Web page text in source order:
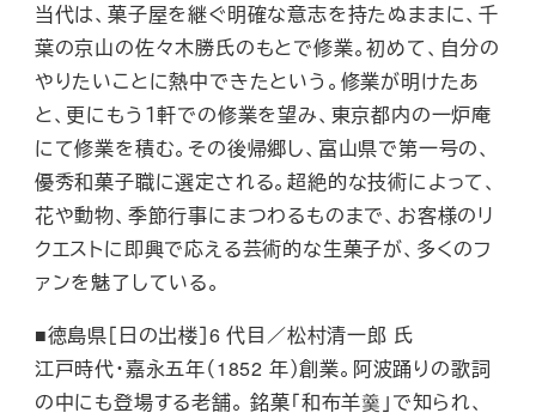
当代は、菓子屋を継ぐ明確な意志を持たぬままに、千
葉の京山の佐々木勝氏のもとで修業。初めて、自分の
やりたいことに熱中できたという。修業が明けたあ
と、更にもう１軒での修業を望み、東京都内の一炉庵
にて修業を積む。その後帰郷し、富山県で第一号の、
優秀和菓子職に選定される。超絶的な技術によって、
花や動物、季節行事にまつわるものまで、お客様のリ
クエストに即興で応える芸術的な生菓子が、多くのフ
ァンを魅了している。
■徳島県［日の出楼］6 代目／松村清一郎 氏
江戸時代・嘉永五年（1852 年）創業。阿波踊りの歌詞
の中にも登場する老舗。 銘菓「和布羊羹」で知られ、